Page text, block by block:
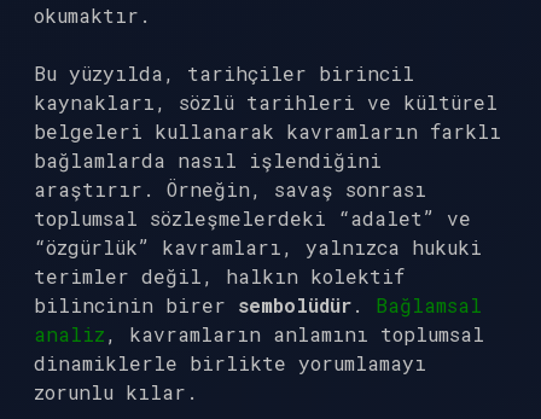
okumaktır.
Bu yüzyılda, tarihçiler birincil
kaynakları, sözlü tarihleri ve kültürel
belgeleri kullanarak kavramların farklı
bağlamlarda nasıl işlendiğini
araştırır. Örneğin, savaş sonrası
toplumsal sözleşmelerdeki “adalet” ve
“özgürlük” kavramları, yalnızca hukuki
terimler değil, halkın kolektif
bilincinin birer sembolüdür. Bağlamsal
analiz, kavramların anlamını toplumsal
dinamiklerle birlikte yorumlamayı
zorunlu kılar.